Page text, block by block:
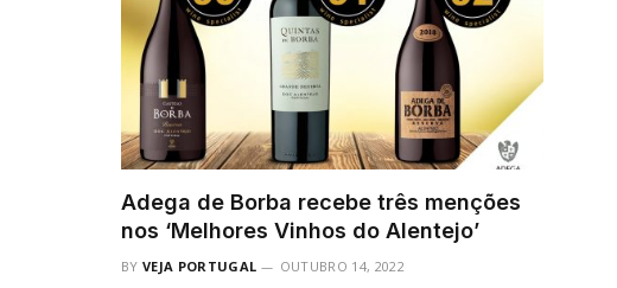
Adega de Borba recebe três menções
nos ‘Melhores Vinhos do Alentejo’
BY VEJA PORTUGAL OUTUBRO 14, 2022